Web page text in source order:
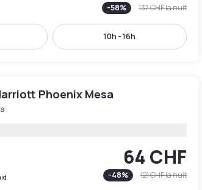
-58% 137 CHFla nuit
10h - 16h
Phoenix Mesa
64 CHF
-48% 121 CHFla nuit